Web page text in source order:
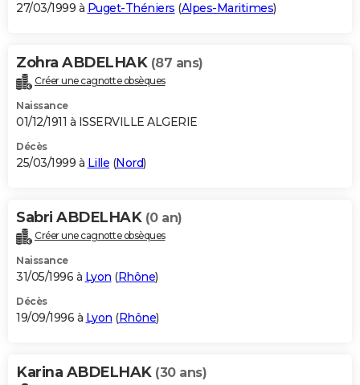
27/03/1999 à Puget-Théniers (Alpes-Maritimes)
Zohra ABDELHAK (87 ans)
Créer une cagnotte obsèques
Naissance
01/12/1911 à ISSERVILLE ALGERIE
Décès
25/03/1999 à Lille (Nord)
Sabri ABDELHAK (0 an)
Créer une cagnotte obsèques
Naissance
31/05/1996 à Lyon (Rhône)
Décès
19/09/1996 à Lyon (Rhône)
Karina ABDELHAK (30 ans)